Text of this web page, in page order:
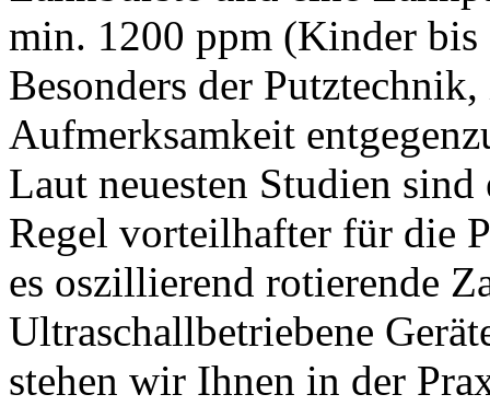
min. 1200 ppm (Kinder
Besonders der
Aufmerksamkeit
Laut neuesten Studien
Regel vorteilhafter für die
es oszillierend rotierende
Ultraschallbetriebene
stehen wir Ihnen in der